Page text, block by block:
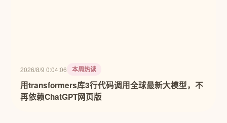
2026/8/9 0:04:06 本周热读
用transformers库3行代码调用全球最新大模型，不
再依赖ChatGPT网页版